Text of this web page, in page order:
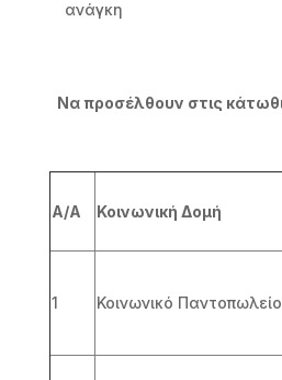
ανάγκη
Να προσέλθουν στις
Α/Α Κοινωνική Δομή
1 Κοινωνικό Παντοπωλείο